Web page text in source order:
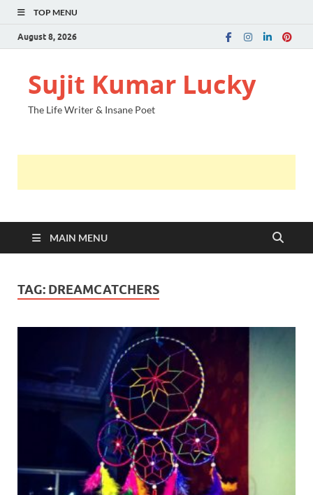
TOP MENU
August 8, 2026
Sujit Kumar Lucky
The Life Writer & Insane Poet
MAIN MENU
TAG: DREAMCATCHERS